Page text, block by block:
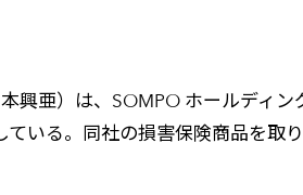
興亜）は、SOMPO ホールディ
いる。同社の損害保険商品を取